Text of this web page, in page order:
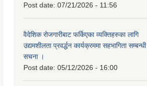
Post date: 07/21/2026 - 11:56
वैदेशिक रोजगारीबाट फर्किएका व्यक्तिहरुका लागि
उद्यमशीलता प्रवर्द्धन कार्यक्रममा सहभागिता सम्बन्धी
सचना ।
Post date: 05/12/2026 - 16:00